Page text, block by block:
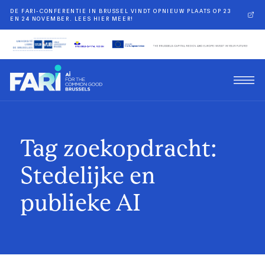
DE FARI-CONFERENTIE IN BRUSSEL VINDT OPNIEUW PLAATS OP 23
EN 24 NOVEMBER. LEES HIER MEER!
Tag zoekopdracht:
Stedelijke en
publieke AI